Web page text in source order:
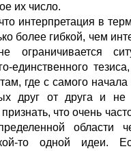
их число.
интерпретация в
более гибкой, чем
ограничивается
единственного
где с самого начала
друг от друга и не
что очень
области
то одной идеи.